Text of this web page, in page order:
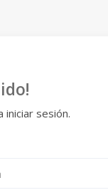
sesión.